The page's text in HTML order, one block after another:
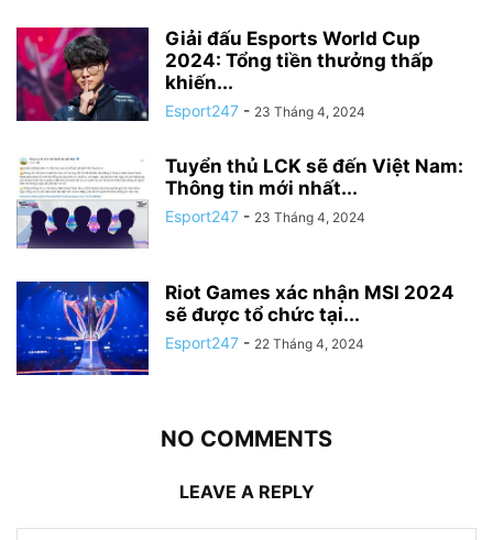
Giải đấu Esports World Cup
2024: Tổng tiền thưởng thấp
khiến...
Esport247 - 23 Tháng 4, 2024
Tuyển thủ LCK sẽ đến Việt Nam:
Thông tin mới nhất...
Esport247 - 23 Tháng 4, 2024
Riot Games xác nhận MSI 2024
sẽ được tổ chức tại...
Esport247 - 22 Tháng 4, 2024
NO COMMENTS
LEAVE A REPLY